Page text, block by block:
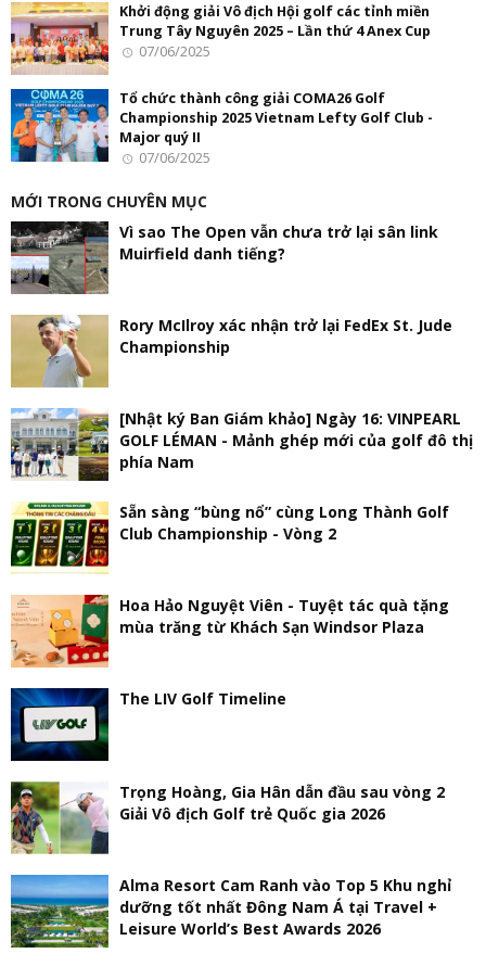
Khởi động giải Vô địch Hội golf các tỉnh miền
Trung Tây Nguyên 2025 – Lần thứ 4 Anex Cup
07/06/2025
Tổ chức thành công giải COMA26 Golf
Championship 2025 Vietnam Lefty Golf Club -
Major quý II
07/06/2025
MỚI TRONG CHUYÊN MỤC
Vì sao The Open vẫn chưa trở lại sân link
Muirfield danh tiếng?
Rory McIlroy xác nhận trở lại FedEx St. Jude
Championship
[Nhật ký Ban Giám khảo] Ngày 16: VINPEARL
GOLF LÉMAN - Mảnh ghép mới của golf đô thị
phía Nam
Sẵn sàng “bùng nổ” cùng Long Thành Golf
Club Championship - Vòng 2
Hoa Hảo Nguyệt Viên - Tuyệt tác quà tặng
mùa trăng từ Khách Sạn Windsor Plaza
The LIV Golf Timeline
Trọng Hoàng, Gia Hân dẫn đầu sau vòng 2
Giải Vô địch Golf trẻ Quốc gia 2026
Alma Resort Cam Ranh vào Top 5 Khu nghỉ
dưỡng tốt nhất Đông Nam Á tại Travel +
Leisure World’s Best Awards 2026